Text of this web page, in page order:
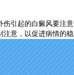
引起的白癜风要注意
注意，以促进病情的